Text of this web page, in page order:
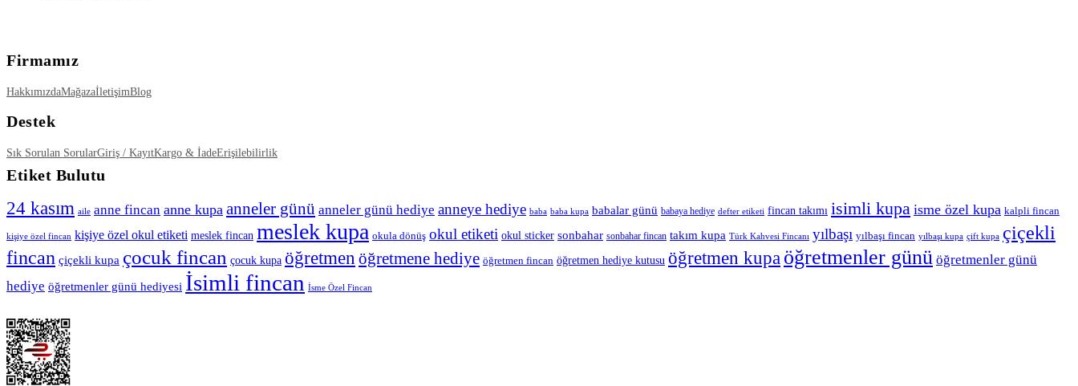
Firmamız
HakkımızdaMağazaİletişimBlog
Destek
Sık Sorulan SorularGiriş / KayıtKargo & İadeErişilebilirlik
Etiket Bulutu
24 kasım aile anne fincan anne kupa anneler günü anneler günü hediye anneye hediye baba baba kupa babalar günü babaya hediye defter etiketi fincan takımı isimli kupa isme özel kupa kalpli fincan
kişiye özel fincan kişiye özel okul etiketi meslek fincan meslek kupa okula dönüş okul etiketi okul sticker sonbahar sonbahar fincan takım kupa Türk Kahvesi Fincanı yılbaşı yılbaşı fincan yılbaşı kupa çift kupa çiçekli
fincan çiçekli kupa çocuk fincan çocuk kupa öğretmen öğretmene hediye öğretmen fincan öğretmen hediye kutusu öğretmen kupaöğretmenler günü öğretmenler günü
hediye öğretmenler günü hediyesi İsimli fincan İsme Özel Fincan